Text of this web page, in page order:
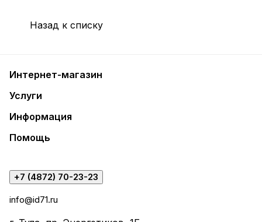
Назад к списку
Интернет-магазин
Услуги
Информация
Помощь
+7 (4872) 70-23-23
info@id71.ru